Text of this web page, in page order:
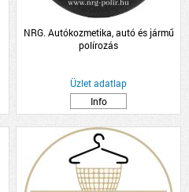
NRG. Autókozmetika, autó és jármű
polírozás
Üzlet adatlap
Info